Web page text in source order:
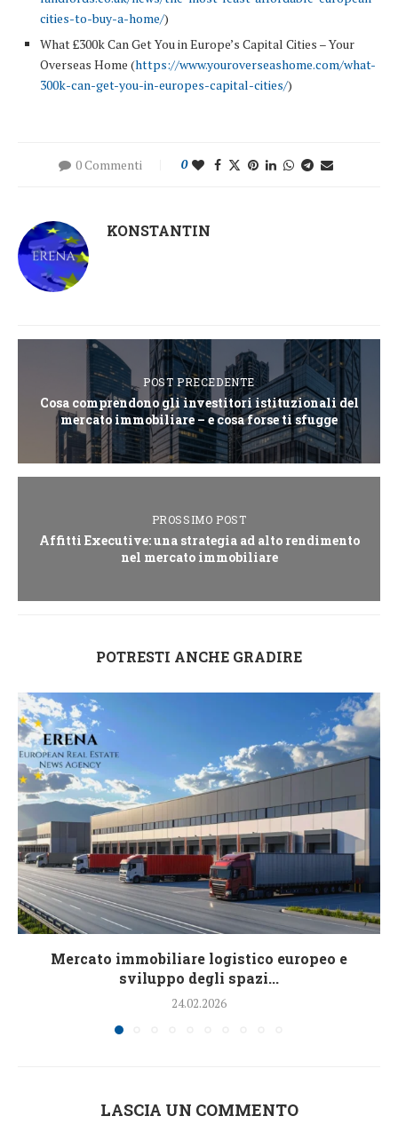
cities-to-buy-a-home/)
What £300k Can Get You in Europe’s Capital Cities – Your
Overseas Home (https://www.youroverseashome.com/what-
300k-can-get-you-in-europes-capital-cities/)
0 Commenti 0
KONSTANTIN
POST PRECEDENTE
Cosa comprendono gli investitori istituzionali del
mercato immobiliare – e cosa forse ti sfugge
PROSSIMO POST
Affitti Executive: una strategia ad alto rendimento
nel mercato immobiliare
POTRESTI ANCHE GRADIRE
Mercato immobiliare logistico europeo e
sviluppo degli spazi...
24.02.2026
LASCIA UN COMMENTO